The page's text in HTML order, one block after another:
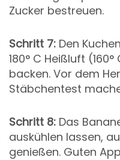
Zucker bestreuen.
Schritt 7: Den
180° C Heißluft
backen. Vor dem
Stäbchentest
Schritt 8: Das
auskühlen lassen,
genießen. Guten